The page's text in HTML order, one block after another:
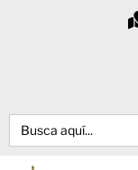
Buscar: